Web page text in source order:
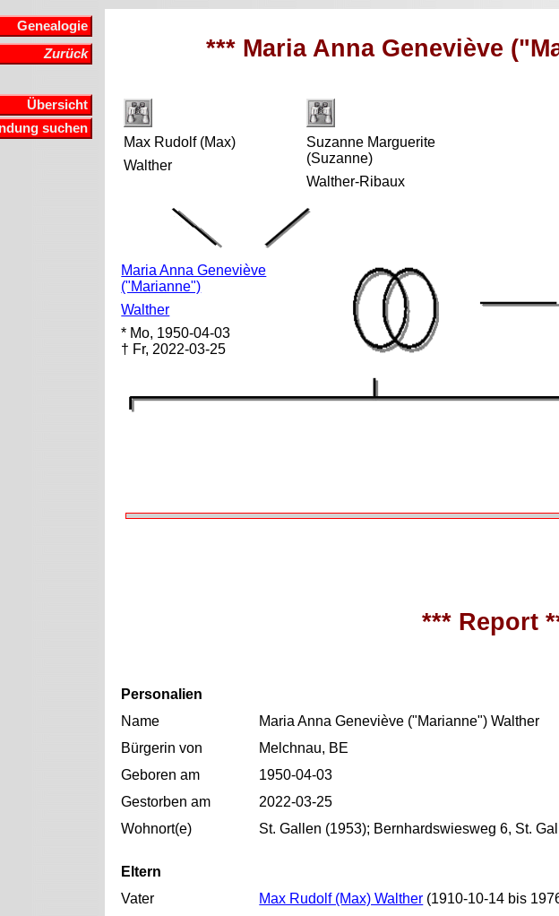
Genealogie
Zurück
Übersicht
suchen
*** Maria Anna Geneviève
Max Rudolf (Max)
Walther
Suzanne Marguerite
(Suzanne)
Walther-Ribaux
Maria Anna Geneviève
("Marianne")
Walther
* Mo, 1950-04-03
† Fr, 2022-03-25
*** Report
Personalien
Name
Maria Anna Geneviève ("Marianne") Walther
Bürgerin von
Melchnau, BE
Geboren am
1950-04-03
Gestorben am
2022-03-25
Wohnort(e)
St. Gallen (1953); Bernhardswiesweg 6, St.
Eltern
Vater
Max Rudolf (Max) Walther (1910-10-14 bis